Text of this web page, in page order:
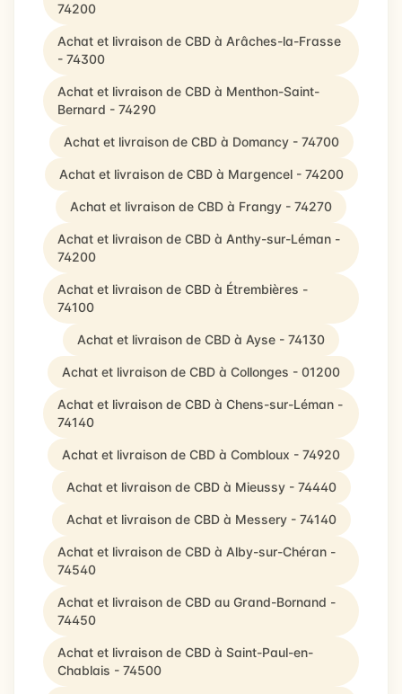
74200
Achat et livraison de CBD à Arâches-la-Frasse
- 74300
Achat et livraison de CBD à Menthon-Saint-
Bernard - 74290
Achat et livraison de CBD à Domancy - 74700
Achat et livraison de CBD à Margencel - 74200
Achat et livraison de CBD à Frangy - 74270
Achat et livraison de CBD à Anthy-sur-Léman -
74200
Achat et livraison de CBD à Étrembières -
74100
Achat et livraison de CBD à Ayse - 74130
Achat et livraison de CBD à Collonges - 01200
Achat et livraison de CBD à Chens-sur-Léman -
74140
Achat et livraison de CBD à Combloux - 74920
Achat et livraison de CBD à Mieussy - 74440
Achat et livraison de CBD à Messery - 74140
Achat et livraison de CBD à Alby-sur-Chéran -
74540
Achat et livraison de CBD au Grand-Bornand -
74450
Achat et livraison de CBD à Saint-Paul-en-
Chablais - 74500